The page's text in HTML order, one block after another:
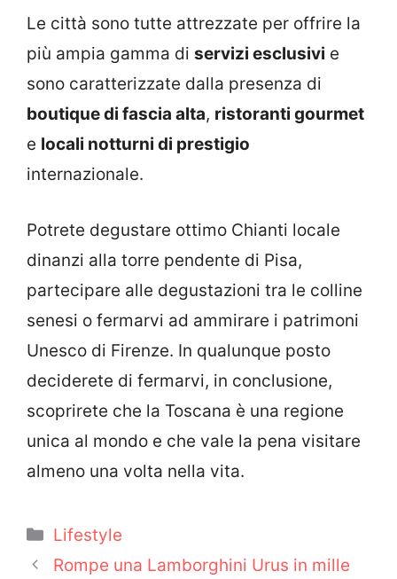
Le città sono tutte attrezzate per offrire la
più ampia gamma di servizi esclusivi e
sono caratterizzate dalla presenza di
boutique di fascia alta, ristoranti gourmet
e locali notturni di prestigio
internazionale.
Potrete degustare ottimo Chianti locale
dinanzi alla torre pendente di Pisa,
partecipare alle degustazioni tra le colline
senesi o fermarvi ad ammirare i patrimoni
Unesco di Firenze. In qualunque posto
deciderete di fermarvi, in conclusione,
scoprirete che la Toscana è una regione
unica al mondo e che vale la pena visitare
almeno una volta nella vita.
Categorie
Lifestyle
Rompe una Lamborghini Urus in mille